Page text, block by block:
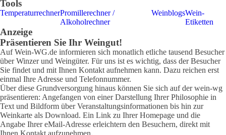
Tools
TemperaturrechnerPromillerechner /
Alkoholrechner
WeinblogsWein-
Etiketten
Anzeige
Präsentieren Sie Ihr Weingut!
Auf Wein-WG.de informieren sich monatlich etliche tausend Besucher
über Winzer und Weingüter. Für uns ist es wichtig, dass der Besucher
Sie findet und mit Ihnen Kontakt aufnehmen kann. Dazu reichen erst
einmal Ihre Adresse und Telefonnummer.
Über diese Grundversorgung hinaus können Sie sich auf der wein-wg
präsentieren: Angefangen von einer Darstellung Ihrer Philosophie in
Text und Bildform über Veranstaltungsinformationen bis hin zur
Weinkarte als Download. Ein Link zu Ihrer Homepage und die
Angabe Ihrer eMail-Adresse erleichtern den Besuchern, direkt mit